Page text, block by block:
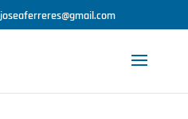
joseaferreres@gmail.com